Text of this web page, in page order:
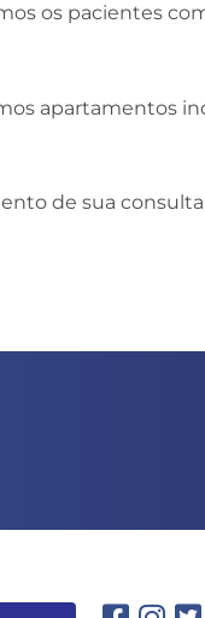
os pacientes
apartamentos
de sua